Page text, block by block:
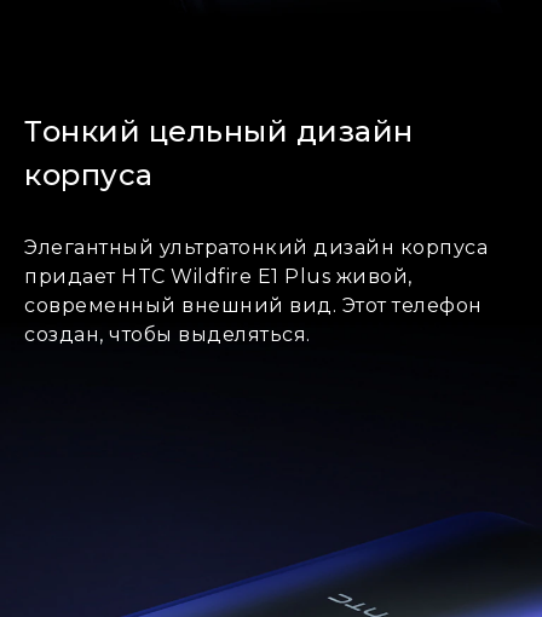
Тонкий цельный дизайн
корпуса
Элегантный ультратонкий дизайн корпуса
придает HTC Wildfire E1 Plus живой,
современный внешний вид. Этот телефон
создан, чтобы выделяться.